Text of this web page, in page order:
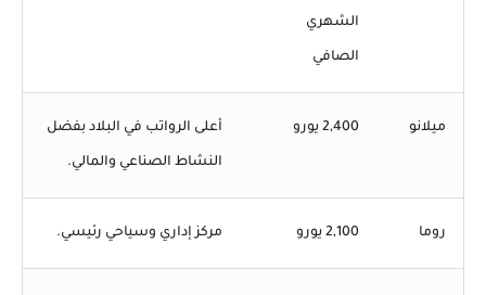
الشهري
الصافي
ميلانو 2,400 يورو أعلى الرواتب في البلاد بفضل
النشاط الصناعي والمالي.
روما 2,100 يورو مركز إداري وسياحي رئيسي.